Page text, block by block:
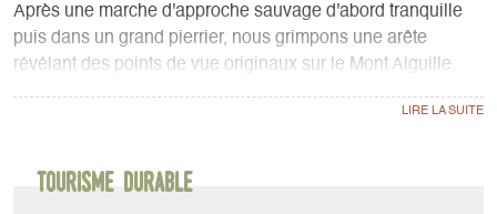
Après une marche d'approche sauvage d'abord tranquille
puis dans un grand pierrier, nous grimpons une arête
révélant des points de vue originaux sur le Mont Aiguille.
profondeur presque 500m de long, l'ambiance est alors à
de la glace) et la spéléologie. Les cris des chocards
Tourisme durable